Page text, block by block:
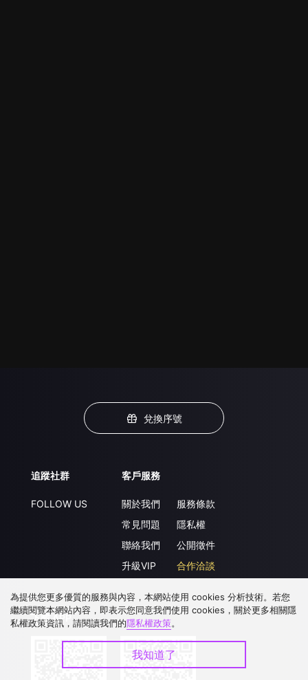
兌換序號
追蹤社群
FOLLOW US
客戶服務
關於我們
常見問題
聯絡我們
升級VIP
服務條款
隱私權
公開徵件
合作洽談
下載 APP
為提供您更多優質的服務與內容，本網站使用 cookies 分析技術。若您
繼續閱覽本網站內容，即表示您同意我們使用 cookies，關於更多相關隱
私權政策資訊，請閱讀我們的隱私權政策。
我知道了